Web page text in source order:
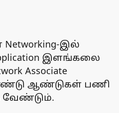
Networking-இல்
இளங்கலை
Associate
ஆண்டுகள் பணி
வேண்டும்.